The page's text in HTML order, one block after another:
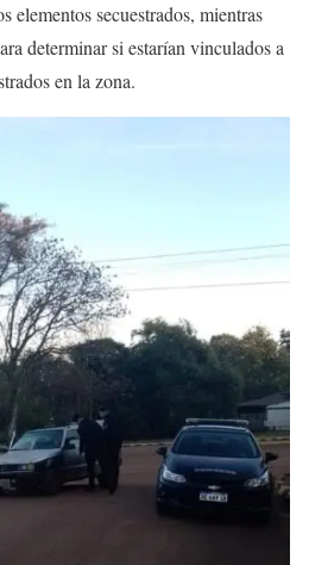
elementos secuestrados, mientras
determinar si estarían vinculados a
en la zona.